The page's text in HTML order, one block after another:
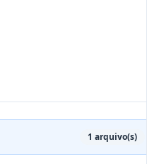
DEC nº 079/2026
1 arquivo(s)